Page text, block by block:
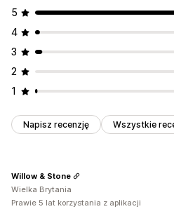
5
4
3
2
1
Napisz recenzję Wszystkie
Willow & Stone
Wielka Brytania
Prawie 5 lat korzystania z aplikacji